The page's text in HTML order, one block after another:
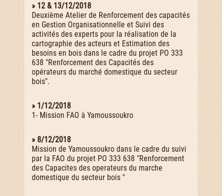
» 12 & 13/12/2018
Deuxième Atelier de Renforcement des capacités
en Gestion Organisationnelle et Suivi des
activités des experts pour la réalisation de la
cartographie des acteurs et Estimation des
besoins en bois dans le cadre du projet PO 333
638 "Renforcement des Capacités des
opérateurs du marché domestique du secteur
bois".
» 1/12/2018
1- Mission FAO à Yamoussoukro
» 8/12/2018
Mission de Yamoussoukro dans le cadre du suivi
par la FAO du projet PO 333 638 "Renforcement
des Capacites des operateurs du marche
domestique du secteur bois "